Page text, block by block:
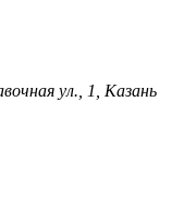
ул., 1, Казань